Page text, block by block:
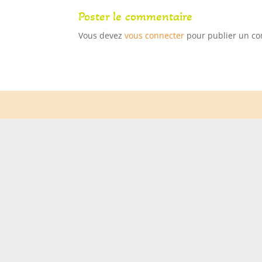
Poster le commentaire
Vous devezvous connecter pour publier un